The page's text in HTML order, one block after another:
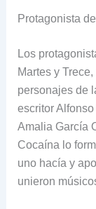
Protagonista
Los
Martes y
personajes de
escritor
Amalia García
Cocaína lo
uno hacía y
unieron